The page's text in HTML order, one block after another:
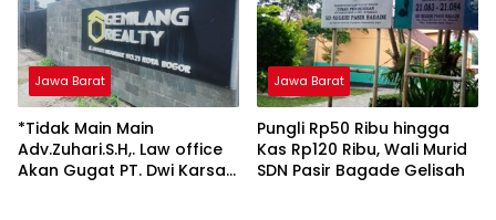
Jawa Barat
*Tidak Main Main
Adv.Zuhari.S.H,. Law office
Akan Gugat PT. Dwi Karsa
Jawa Barat
Pungli Rp50 Ribu hingga
Kas Rp120 Ribu, Wali Murid
SDN Pasir Bagade Gelisah